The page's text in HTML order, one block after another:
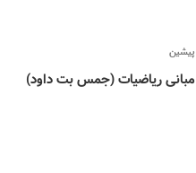
پیشین
مبانی ریاضیات (جمس بت داود)